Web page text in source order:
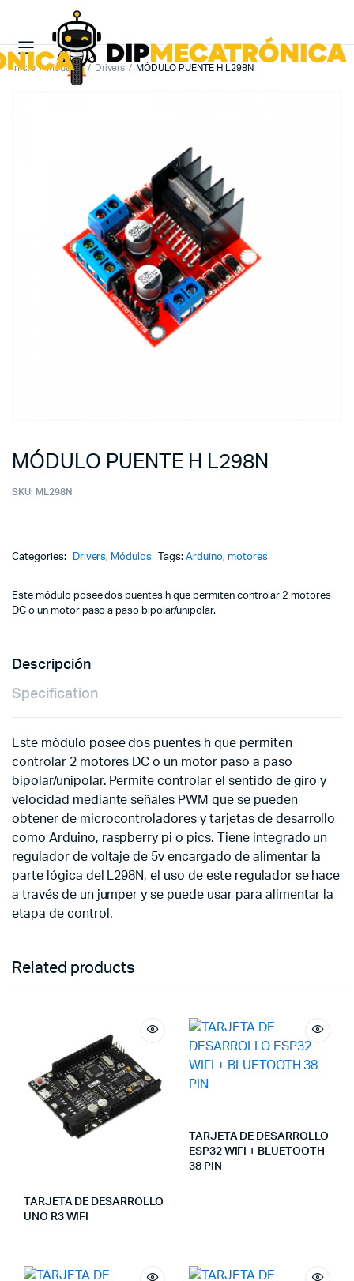
Inicio Módulos Drivers MÓDULO PUENTE H L298N
MÓDULO PUENTE H L298N
SKU: ML298N
Categories: Drivers, Módulos Tags: Arduino, motores
Este módulo posee dos puentes h que permiten controlar 2 motores
DC o un motor paso a paso bipolar/unipolar.
Descripción
Specification
Este módulo posee dos puentes h que permiten
controlar 2 motores DC o un motor paso a paso
bipolar/unipolar. Permite controlar el sentido de giro y
velocidad mediante señales PWM que se pueden
obtener de microcontroladores y tarjetas de desarrollo
como Arduino, raspberry pi o pics. Tiene integrado un
regulador de voltaje de 5v encargado de alimentar la
parte lógica del L298N, el uso de este regulador se hace
a través de un jumper y se puede usar para alimentar la
etapa de control.
Related products
TARJETA DE DESARROLLO
UNO R3 WIFI
TARJETA DE DESARROLLO
ESP32 WIFI + BLUETOOTH
38 PIN